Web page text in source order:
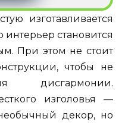
изготавливается
становится
При этом не стоит
чтобы не
дисгармонии.
изголовья —
декор, но